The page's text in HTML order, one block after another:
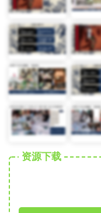
资源下载